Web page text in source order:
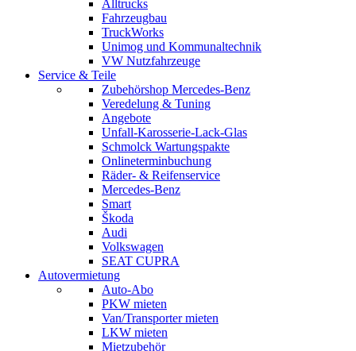
Alltrucks
Fahrzeugbau
TruckWorks
Unimog und Kommunaltechnik
VW Nutzfahrzeuge
Service & Teile
Zubehörshop Mercedes-Benz
Veredelung & Tuning
Angebote
Unfall-Karosserie-Lack-Glas
Schmolck Wartungspakte
Onlineterminbuchung
Räder- & Reifenservice
Mercedes-Benz
Smart
Škoda
Audi
Volkswagen
SEAT CUPRA
Autovermietung
Auto-Abo
PKW mieten
Van/Transporter mieten
LKW mieten
Mietzubehör